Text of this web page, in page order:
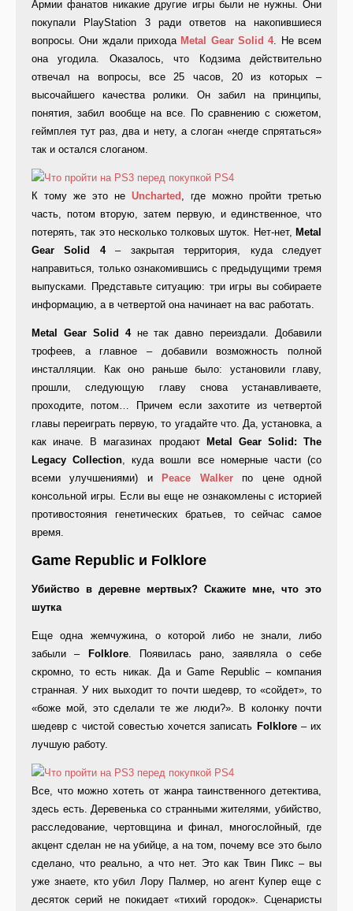
Армии фанатов никакие другие игры были не нужны. Они
покупали PlayStation 3 ради ответов на накопившиеся
вопросы. Они ждали прихода Metal Gear Solid 4. Не всем
она угодила. Оказалось, что Кодзима действительно
отвечал на вопросы, все 25 часов, 20 из которых –
высочайшего качества ролики. Он забил на принципы,
понятия, забил вообще на все. По сравнению с сюжетом,
геймплея тут раз, два и нету, а слоган «негде спрятаться»
так и остался слоганом.
К тому же это не Uncharted , где можно пройти третью
часть, потом вторую, затем первую, и единственное, что
потерять, так это несколько толковых шуток. Нет-нет, Metal
Gear Solid 4– закрытая территория, куда следует
направиться, только ознакомившись с предыдущими тремя
выпусками. Представьте ситуацию: три игры вы собираете
информацию, а в четвертой она начинает на вас работать.
Metal Gear Solid 4не так давно переиздали. Добавили
трофеев, а главное – добавили возможность полной
инсталляции. Как оно раньше было: установили главу,
прошли, следующую главу снова устанавливаете,
проходите, потом… Причем если захотите из четвертой
главы переиграть первую, то угадайте что. Да, установка, а
как иначе. В магазинах продают
Metal Gear Solid: The
Legacy Collection, куда вошли все номерные части (со
всеми улучшениями) и
Peace Walkerпо цене одной
консольной игры. Если вы еще не ознакомлены с историей
противостояния генетических братьев, то сейчас самое
время.
Game Republic и Folklore
Убийство в деревне мертвых? Скажите мне, что это
шутка
Еще одна жемчужина, о которой либо не знали, либо
забыли –
Folklore. Появилась рано, заявляла о себе
скромно, то есть никак. Да и Game Republic – компания
странная. У них выходит то почти шедевр, то «сойдет», то
«боже мой, это сделали те же люди?». В колонку почти
шедевр с чистой совестью хочется записать Folklore – их
лучшую работу.
Все, что можно хотеть от жанра таинственного детектива,
здесь есть. Деревенька со странными жителями, убийство,
расследование, чертовщина и финал, многослойный, где
акцент сделан не на убийце, а на том, почему все это было
сделано, что реально, а что нет. Это как Твин Пикс – вы
уже знаете, кто убил Лору Палмер, но агент Купер еще с
десяток серий не покидает «тихий городок». Сценаристы